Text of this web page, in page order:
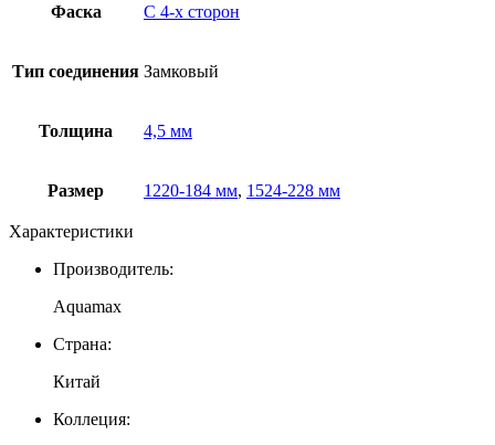
Фаска С 4-x сторон
Тип соединения Замковый
Толщина 4,5 мм
Размер 1220-184 мм, 1524-228 мм
Характеристики
Производитель:
Aquamax
Страна:
Китай
Коллеция: